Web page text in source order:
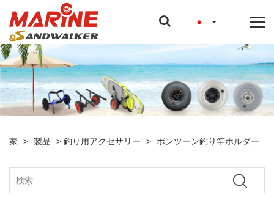
家 > 製品 > 釣り用アクセサリー > ポンツーン釣り竿ホルダー